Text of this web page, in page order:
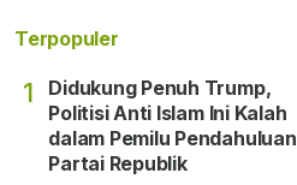
Terpopuler
1
Didukung Penuh Trump,
Politisi Anti Islam Ini Kalah
dalam Pemilu Pendahuluan
Partai Republik